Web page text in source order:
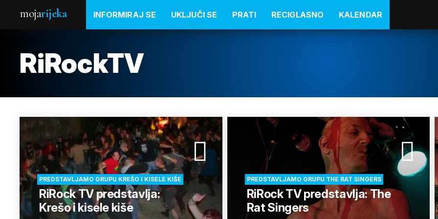
mojarijeka INFORMIRAJ SE UKLJUČI SE PRATI RECIGLASNO KALENDAR
RiRockTV
PREDSTAVLJAMO GRUPU KREŠO I KISELE KIŠE
RiRock TV predstavlja:
Krešo i kisele kiše
PREDSTAVLJAMO GRUPU THE RAT SINGERS
RiRock TV predstavlja: The
Rat Singers